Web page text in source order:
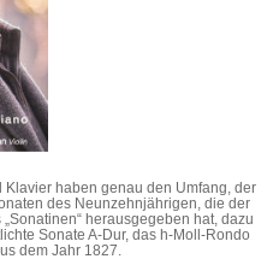
haben genau den Umfang, der
des Neunzehnjährigen, die der
herausgegeben hat, dazu
Sonate A-Dur, das h-Moll-Rondo
dem Jahr 1827.